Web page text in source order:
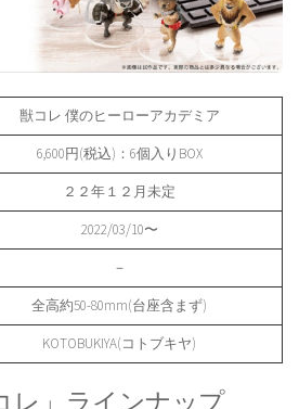
獣コレ 僕のヒーローアカデミア
6,600円(税込)：6個入りBOX
２２年１２月未定
2022/03/10〜
－
全高約50-80mm(台座含まず)
KOTOBUKIYA(コトブキヤ)
レ」ラインナップ